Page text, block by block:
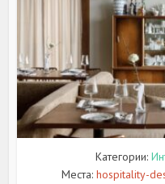
Категории:
Места: hospitality-